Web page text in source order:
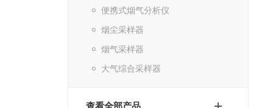
便携式烟气分析仪
烟尘采样器
烟气采样器
大气综合采样器
查看全部产品